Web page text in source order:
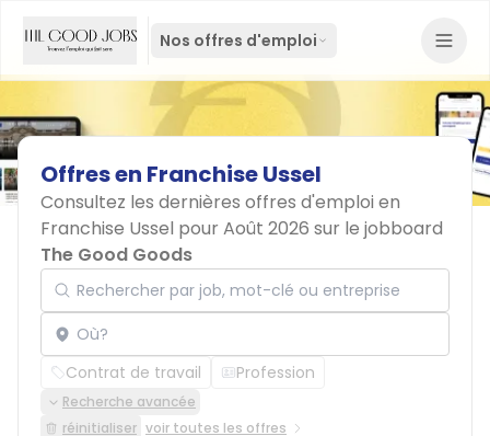
Nos offres d'emploi
Offresen FranchiseUssel
Consultez les dernières offres d'emploi en
Franchise Ussel pour Août 2026 sur le jobboard
The Good Goods
Rechercher par job, mot-clé ou entreprise
Localisation
Contrat de travail Profession
Recherche avancée
réinitialiser voir toutes les offres